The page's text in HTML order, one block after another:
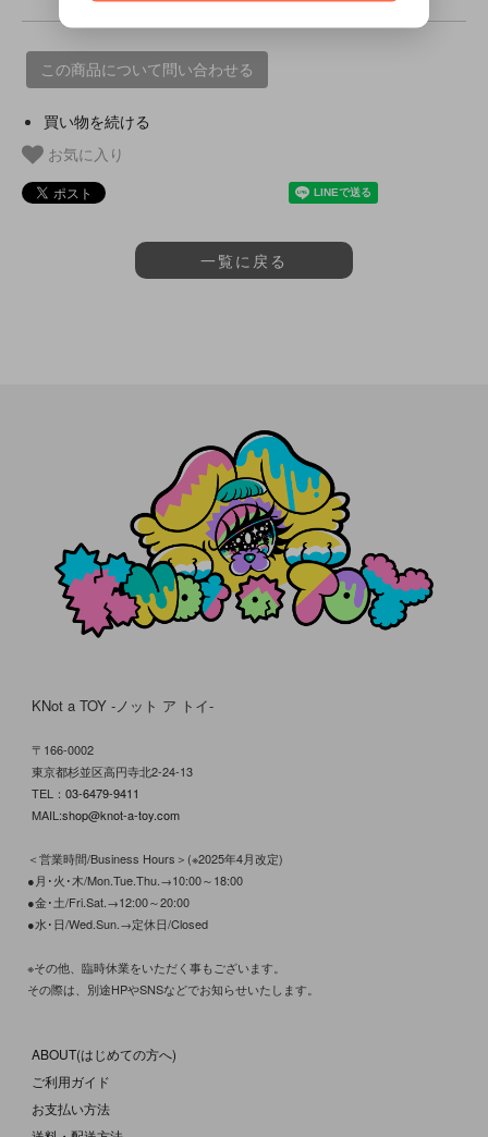
この商品について問い合わせる
買い物を続ける
お気に入り
一覧に戻る
KNot a TOY -ノット ア トイ-
〒166-0002
東京都杉並区高円寺北2-24-13
TEL： 03-6479-9411
MAIL:shop@knot-a-toy.com
＜営業時間/Business Hours＞(※2025年4月改定)
●月･火･木/Mon.Tue.Thu.→10:00～18:00
●金･土/Fri.Sat.→12:00～20:00
●水･日/Wed.Sun.→定休日/Closed
※その他、臨時休業をいただく事もございます。
その際は、別途HPやSNSなどでお知らせいたします。
ABOUT(はじめての方へ)
ご利用ガイド
お支払い方法